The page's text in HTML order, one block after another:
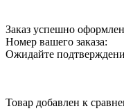
Заказ успешно оформлен
Номер вашего заказа:
Ожидайте
Товар добавлен к